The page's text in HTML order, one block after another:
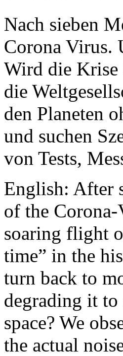
Nach sieben
Corona Virus.
Wird die Krise
die
den Planeten
und suchen
von Tests,
English: After
of the
soaring flight
time” in the
turn back to
degrading it to
space? We
the actual